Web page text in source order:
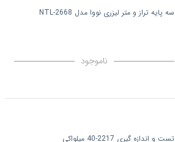
سه پایه تراز و متر لیزری نووا مدل NTL-2668
ناموجود
تست و اندازه گیری 2217-40 میلواکی